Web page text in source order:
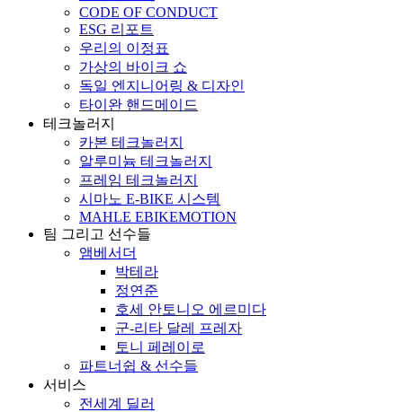
CODE OF CONDUCT
ESG 리포트
우리의 이정표
가상의 바이크 쇼
독일 엔지니어링 & 디자인
타이완 핸드메이드
테크놀러지
카본 테크놀러지
알루미늄 테크놀러지
프레임 테크놀러지
시마노 E-BIKE 시스템
MAHLE EBIKEMOTION
팀 그리고 선수들
앰베서더
박테라
정연준
호세 안토니오 에르미다
군-리타 달레 프레자
토니 페레이로
파트너쉽 & 선수들
서비스
전세계 딜러